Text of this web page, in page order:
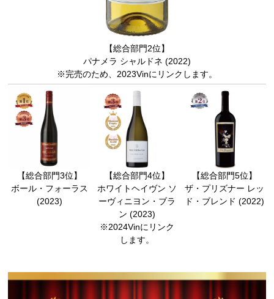
【総合部門2位】
パナメラ シャルドネ (2022)
※完売のため、2023Vinにリンクします。
【総合部門3位】
ボール・フォーラス
(2023)
【総合部門4位】
ホワイトヘイヴン ソ
ーヴィニヨン・ブラ
ン (2023)
※2024Vinにリンク
します。
【総合部門5位】
ザ・プリズナー レッ
ド・ブレンド (2022)